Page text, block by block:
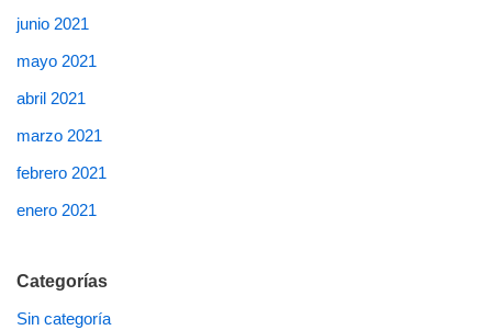
junio 2021
mayo 2021
abril 2021
marzo 2021
febrero 2021
enero 2021
Categorías
Sin categoría